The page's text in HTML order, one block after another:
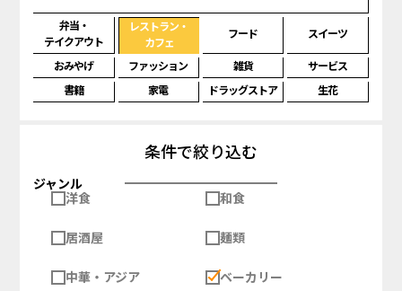
弁当・
テイクアウト
レストラン・
カフェ
フード スイーツ
おみやげ ファッション 雑貨
サービス
書籍
家電 ドラッグストア 生花
条件で絞り込む
ジャンル
洋食
和食
居酒屋 麺類
中華・アジア ベーカリー